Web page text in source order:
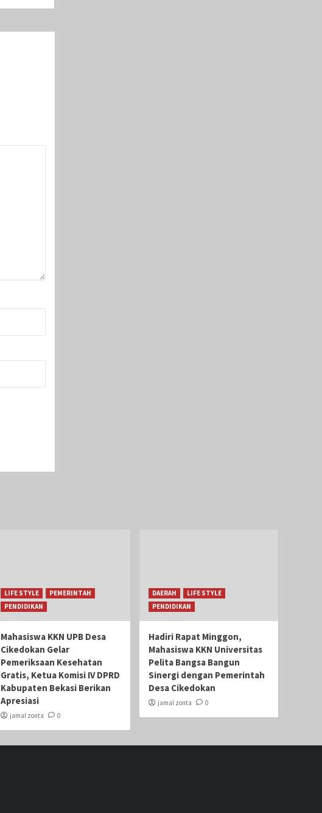
LIFE STYLE
PEMERINTAH
PENDIDIKAN
Mahasiswa KKN UPB Desa
Cikedokan Gelar
Pemeriksaan Kesehatan
Gratis, Ketua Komisi IV DPRD
Kabupaten Bekasi Berikan
Apresiasi
jamal zonta 0
DAERAH
LIFE STYLE
PENDIDIKAN
Hadiri Rapat Minggon,
Mahasiswa KKN Universitas
Pelita Bangsa Bangun
Sinergi dengan Pemerintah
Desa Cikedokan
jamal zonta 0